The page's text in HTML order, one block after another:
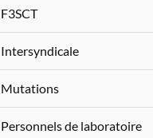
F3SCT
Intersyndicale
Mutations
Personnels de laboratoire